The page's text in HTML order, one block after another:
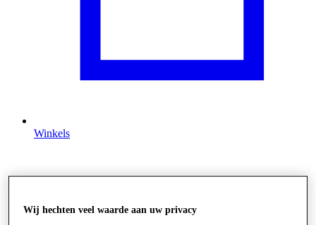
Winkels
Wij hechten veel waarde aan uw privacy